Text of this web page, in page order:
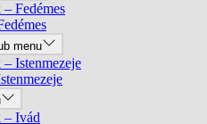
Fedémes
menu
– Istenmezeje
– Ivád